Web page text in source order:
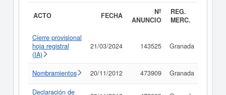
ACTO FECHA
Nº
ANUNCIO
REG.
MERC.
Cierre provisional
hoja registral
(IA)
21/03/2024 143525 Granada
Nombramientos 20/11/2012 473909 Granada
Declaración de